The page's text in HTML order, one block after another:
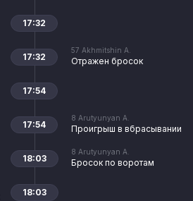
17:32
57 Akhmitshin A.
Отражен бросок
17:32
17:54
8 Arutyunyan A.
Проигрыш в вбрасывании
17:54
8 Arutyunyan A.
Бросок по воротам
18:03
18:03